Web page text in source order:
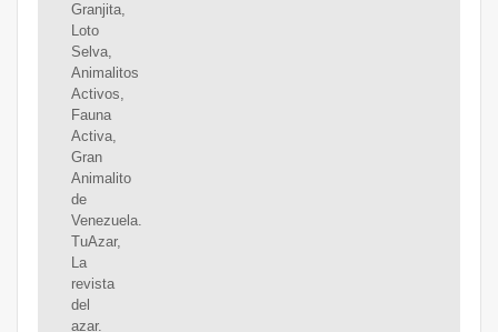
Granjita,
Loto
Selva,
Animalitos
Activos,
Fauna
Activa,
Gran
Animalito
de
Venezuela.
TuAzar,
La
revista
del
azar.